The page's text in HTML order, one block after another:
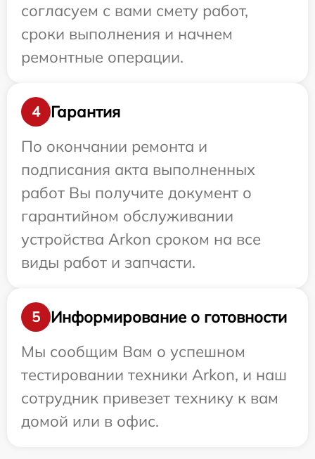
согласуем с вами смету работ,
сроки выполнения и начнем
ремонтные операции.
4
Гарантия
По окончании ремонта и
подписания акта выполненных
работ Вы получите документ о
гарантийном обслуживании
устройства Arkon сроком на все
виды работ и запчасти.
5
Информирование о готовности
Мы сообщим Вам о успешном
тестировании техники Arkon, и наш
сотрудник привезет технику к вам
домой или в офис.